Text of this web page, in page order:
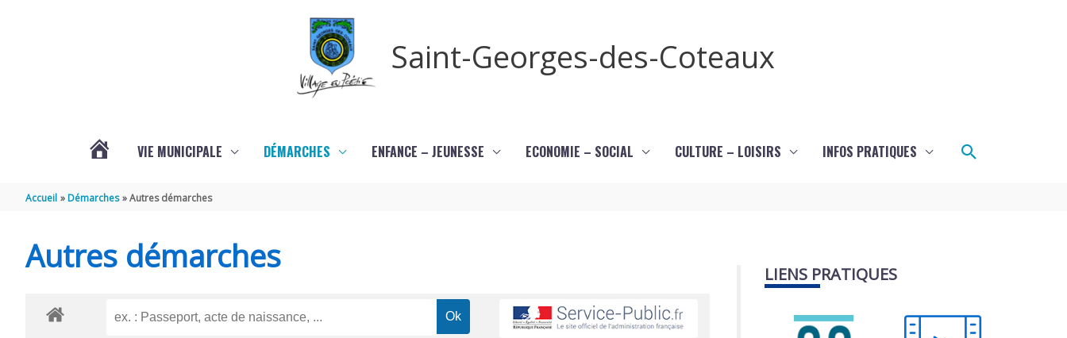
Saint-Georges-des-Coteaux
VIE MUNICIPALE DÉMARCHES ENFANCE – JEUNESSE ECONOMIE – SOCIAL CULTURE – LOISIRS INFOS PRATIQUES Rechercher
Accueil Démarches Autres démarches
Autres démarches LIENS PRATIQUES